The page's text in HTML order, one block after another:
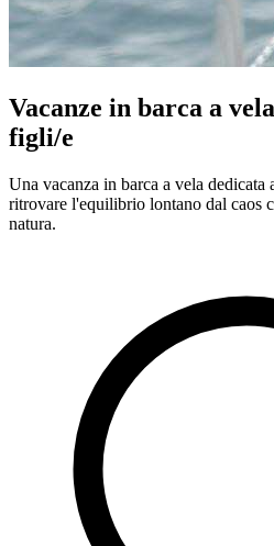
Vacanze in barca a
figli/e
Una vacanza in barca a vela
ritrovare l'equilibrio lontano dal caos
natura.